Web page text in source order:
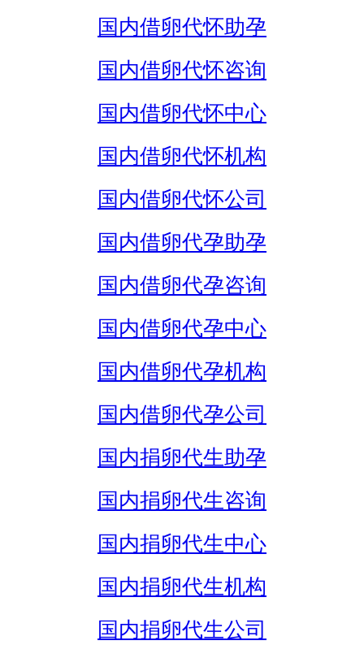
国内借卵代怀助孕
国内借卵代怀咨询
国内借卵代怀中心
国内借卵代怀机构
国内借卵代怀公司
国内借卵代孕助孕
国内借卵代孕咨询
国内借卵代孕中心
国内借卵代孕机构
国内借卵代孕公司
国内捐卵代生助孕
国内捐卵代生咨询
国内捐卵代生中心
国内捐卵代生机构
国内捐卵代生公司